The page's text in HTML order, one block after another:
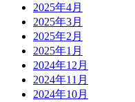
2025年4月
2025年3月
2025年2月
2025年1月
2024年12月
2024年11月
2024年10月